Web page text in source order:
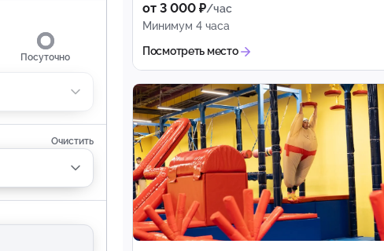
Посуточно
Очистить
от 3 000 ₽/час
Минимум 4 часа
Посмотреть место